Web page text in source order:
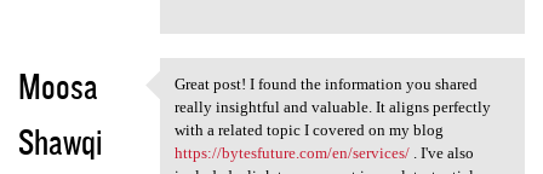
Moosa
Shawqi
Great post! I found the
Great post! I found the information you shared
really insightful and valuable. It aligns perfectly
with a related topic I covered on my blog
https://bytesfuture.com/en/services/. I've also